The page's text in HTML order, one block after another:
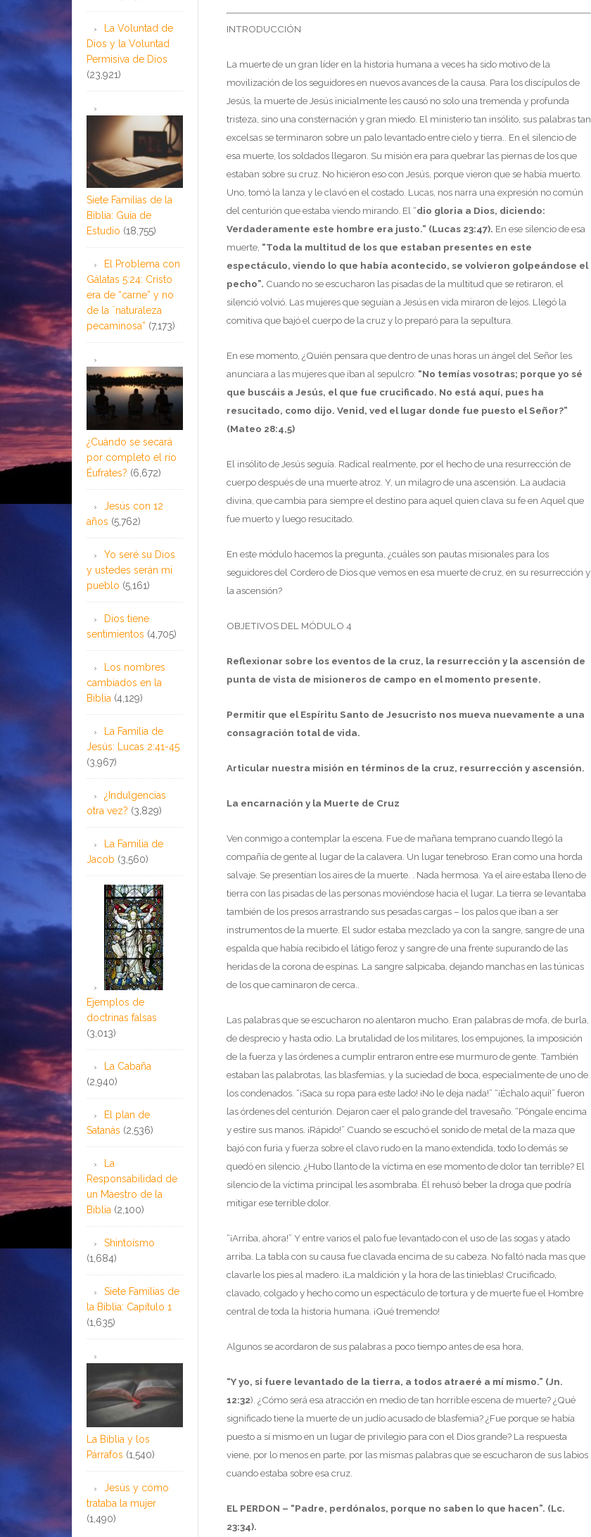
INTRODUCCIÓN
La muerte de un gran líder en la historia humana a veces ha sido motivo de la
movilización de los seguidores en nuevos avances de la causa. Para los discípulos de
Jesús, la muerte de Jesús inicialmente les causó no solo una tremenda y profunda
tristeza, sino una consternación y gran miedo. El ministerio tan insólito, sus palabras tan
excelsas se terminaron sobre un palo levantado entre cielo y tierra.. En el silencio de
esa muerte, los soldados llegaron. Su misión era para quebrar las piernas de los que
estaban sobre su cruz. No hicieron eso con Jesús, porque vieron que se había muerto.
Uno, tomó la lanza y le clavó en el costado. Lucas, nos narra una expresión no común
del centurión que estaba viendo mirando. El “dio gloria a Dios, diciendo:
Verdaderamente este hombre era justo.” (Lucas 23:47). En ese silencio de esa
muerte, “Toda la multitud de los que estaban presentes en este
espectáculo, viendo lo que había acontecido, se volvieron golpeándose el
pecho”. Cuando no se escucharon las pisadas de la multitud que se retiraron, el
silenció volvió. Las mujeres que seguían a Jesús en vida miraron de lejos. Llegó la
comitiva que bajó el cuerpo de la cruz y lo preparó para la sepultura.
En ese momento, ¿Quién pensara que dentro de unas horas un ángel del Señor les
anunciara a las mujeres que iban al sepulcro: “No temías vosotras; porque yo sé
que buscáis a Jesús, el que fue crucificado. No está aquí, pues ha
resucitado, como dijo. Venid, ved el lugar donde fue puesto el Señor?”
(Mateo 28:4,5)
El insólito de Jesús seguía. Radical realmente, por el hecho de una resurrección de
cuerpo después de una muerte atroz. Y, un milagro de una ascensión. La audacia
divina, que cambia para siempre el destino para aquel quien clava su fe en Aquel que
fue muerto y luego resucitado.
En este módulo hacemos la pregunta, ¿cuáles son pautas misionales para los
seguidores del Cordero de Dios que vemos en esa muerte de cruz, en su resurrección y
la ascensión?
OBJETIVOS DEL MÓDULO 4
Reflexionar sobre los eventos de la cruz, la resurrección y la ascensión de
punta de vista de misioneros de campo en el momento presente.
Permitir que el Espíritu Santo de Jesucristo nos mueva nuevamente a una
consagración total de vida.
Articular nuestra misión en términos de la cruz, resurrección y ascensión.
La encarnación y la Muerte de Cruz
Ven conmigo a contemplar la escena. Fue de mañana temprano cuando llegó la
compañía de gente al lugar de la calavera. Un lugar tenebroso. Eran como una horda
salvaje. Se presentían los aires de la muerte. . Nada hermosa. Ya el aire estaba lleno de
tierra con las pisadas de las personas moviéndose hacia el lugar. La tierra se levantaba
también de los presos arrastrando sus pesadas cargas – los palos que iban a ser
instrumentos de la muerte. El sudor estaba mezclado ya con la sangre, sangre de una
espalda que había recibido el látigo feroz y sangre de una frente supurando de las
heridas de la corona de espinas. La sangre salpicaba, dejando manchas en las túnicas
de los que caminaron de cerca..
Las palabras que se escucharon no alentaron mucho. Eran palabras de mofa, de burla,
de desprecio y hasta odio. La brutalidad de los militares, los empujones, la imposición
de la fuerza y las órdenes a cumplir entraron entre ese murmuro de gente. También
estaban las palabrotas, las blasfemias, y la suciedad de boca, especialmente de uno de
los condenados. “¡Saca su ropa para este lado! ¡No le deja nada!” “¡Échalo aquí!” fueron
las órdenes del centurión. Dejaron caer el palo grande del travesaño. “Póngale encima
y estire sus manos. ¡Rápido!” Cuando se escuchó el sonido de metal de la maza que
bajó con furia y fuerza sobre el clavo rudo en la mano extendida, todo lo demás se
quedó en silencio. ¿Hubo llanto de la víctima en ese momento de dolor tan terrible? El
silencio de la víctima principal les asombraba. Él rehusó beber la droga que podría
mitigar ese terrible dolor.
“¡Arriba, ahora!” Y entre varios el palo fue levantado con el uso de las sogas y atado
arriba. La tabla con su causa fue clavada encima de su cabeza. No faltó nada mas que
clavarle los pies al madero. ¡La maldición y la hora de las tinieblas! Crucificado,
clavado, colgado y hecho como un espectáculo de tortura y de muerte fue el Hombre
central de toda la historia humana. ¡Qué tremendo!
Algunos se acordaron de sus palabras a poco tiempo antes de esa hora,
“Y yo, si fuere levantado de la tierra, a todos atraeré a mí mismo.” (Jn.
12:32). ¿Cómo será esa atracción en medio de tan horrible escena de muerte? ¿Qué
significado tiene la muerte de un judío acusado de blasfemia? ¿Fue porque se había
puesto a sí mismo en un lugar de privilegio para con el Dios grande? La respuesta
viene, por lo menos en parte, por las mismas palabras que se escucharon de sus labios
cuando estaba sobre esa cruz.
EL PERDON – “Padre, perdónalos, porque no saben lo que hacen”. (Lc.
23:34).
La Voluntad de
Dios y la Voluntad
Permisiva de Dios
(23,921)
Siete Familias de la
Biblia: Guía de
Estudio (18,755)
El Problema con
Gálatas 5:24: Cristo
era de “carne” y no
de la ¨naturaleza
pecaminosa” (7,173)
¿Cuándo se secará
por completo el río
Éufrates? (6,672)
Jesús con 12
años (5,762)
Yo seré su Dios
y ustedes serán mi
pueblo (5,161)
Dios tiene
sentimientos (4,705)
Los nombres
cambiados en la
Biblia (4,129)
La Familia de
Jesús: Lucas 2:41-45
(3,967)
¿Indulgencias
otra vez? (3,829)
La Familia de
Jacob (3,560)
Ejemplos de
doctrinas falsas
(3,013)
La Cabaña
(2,940)
El plan de
Satanás (2,536)
La
Responsabilidad de
un Maestro de la
Biblia (2,100)
Shintoísmo
(1,684)
Siete Familias de
la Biblia: Capítulo 1
(1,635)
La Biblia y los
Párrafos (1,540)
Jesús y cómo
trataba la mujer
(1,490)